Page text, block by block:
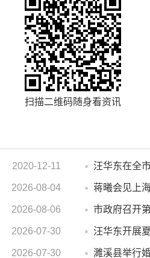
扫描二维码随身看资讯
2020-12-11
2026-08-04 蒋曦会见上
2026-08-06 市政府召开
2026-07-30
2026-07-30